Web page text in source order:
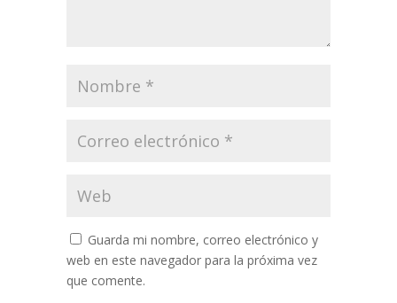
Guarda mi nombre, correo electrónico y
web en este navegador para la próxima vez
que comente.